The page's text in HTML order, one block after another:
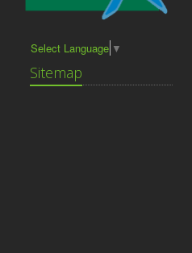
Select Language ▼
Sitemap